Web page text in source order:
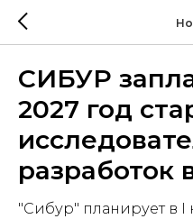
СИБУР
2027 год
разработок
"Сибур" планирует в I